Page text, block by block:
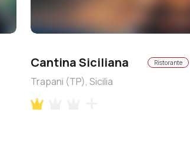
Cantina Siciliana Ristorante
Trapani (TP), Sicilia